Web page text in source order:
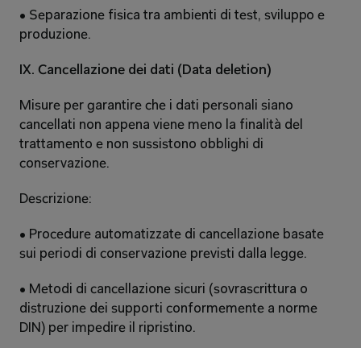
• Separazione fisica tra ambienti di test, sviluppo e
produzione.
IX. Cancellazione dei dati (Data deletion)
Misure per garantire che i dati personali siano
cancellati non appena viene meno la finalità del
trattamento e non sussistono obblighi di
conservazione.
Descrizione:
• Procedure automatizzate di cancellazione basate
sui periodi di conservazione previsti dalla legge.
• Metodi di cancellazione sicuri (sovrascrittura o
distruzione dei supporti conformemente a norme
DIN) per impedire il ripristino.